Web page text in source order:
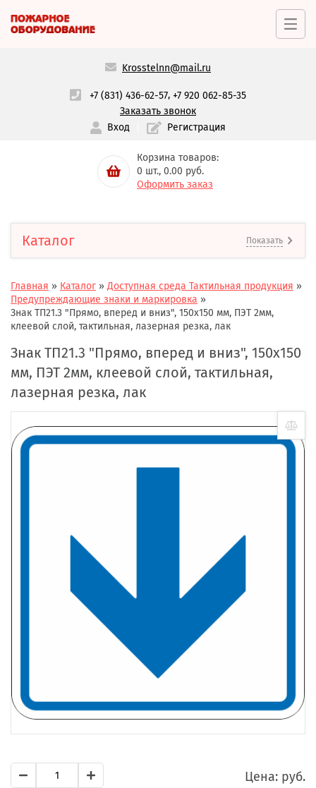
Krosstelnn@mail.ru
+7 (831) 436-62-57,+7 920 062-85-35
Заказать звонок
Вход
Регистрация
Корзина товаров:
0 шт., 0.00 руб.
Оформить заказ
Каталог Показать
Главная » Каталог »Доступная среда Тактильная продукция »
Предупреждающие знаки и маркировка »
Знак ТП21.3 "Прямо, вперед и вниз", 150x150 мм, ПЭТ 2мм,
клеевой слой, тактильная, лазерная резка, лак
Знак ТП21.3 "Прямо, вперед и вниз", 150x150
мм, ПЭТ 2мм, клеевой слой, тактильная,
лазерная резка, лак
Цена: руб.